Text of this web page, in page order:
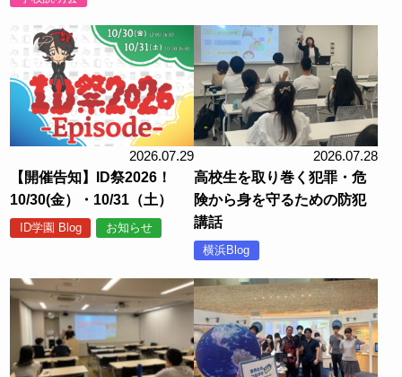
2026.07.29
【開催告知】ID祭2026！
10/30(金）・10/31（土）
ID学園 Blog お知らせ
2026.07.28
高校生を取り巻く犯罪・危
険から身を守るための防犯
講話
横浜Blog